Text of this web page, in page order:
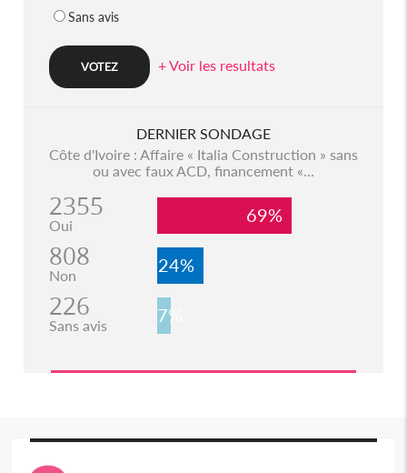
Sans avis
+ Voir les resultats
DERNIER SONDAGE
Côte d'Ivoire : Affaire « Italia Construction » sans
ou avec faux ACD, financement «...
2355
Oui 69%
808
Non 24%
226
Sans avis 7%